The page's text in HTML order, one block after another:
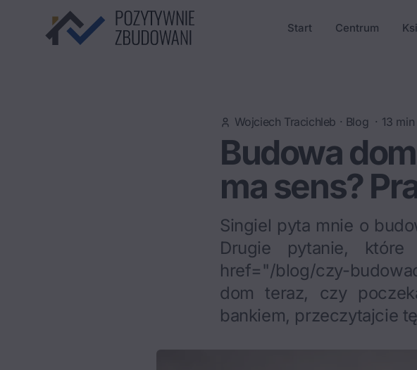
Start Centrum
Wojciech Tracichleb · Blog · 13
Budowa
ma sens?
Singiel pyta mnie o
Drugie pytanie,
href="/blog/czy-
dom teraz, czy
bankiem, przeczytajcie